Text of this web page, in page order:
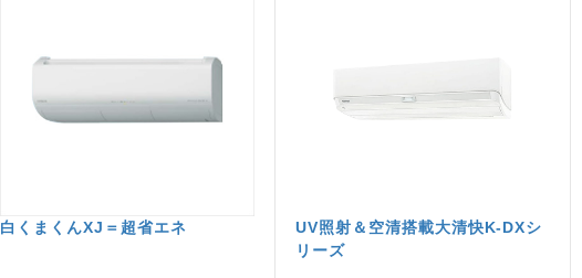
白くまくんXJ＝超省エネ
UV照射＆空清搭載大清快K-DXシ
リーズ